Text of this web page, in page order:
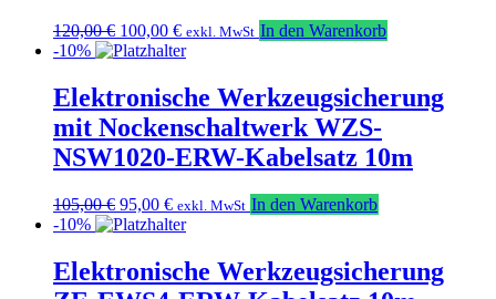
120,00€ Ursprünglicher
Preis
120,00 €
100,00 €Aktueller
Preis
100,00 €.
exkl. MwSt In den Warenkorb
-10%
Elektronische Werkzeugsicherung
mit Nockenschaltwerk WZS-
NSW1020-ERW-Kabelsatz 10m
105,00€ Ursprünglicher
Preis
105,00 €
95,00 €Aktueller
Preis
95,00 €.
exkl. MwSt In den Warenkorb
-10%
Elektronische Werkzeugsicherung